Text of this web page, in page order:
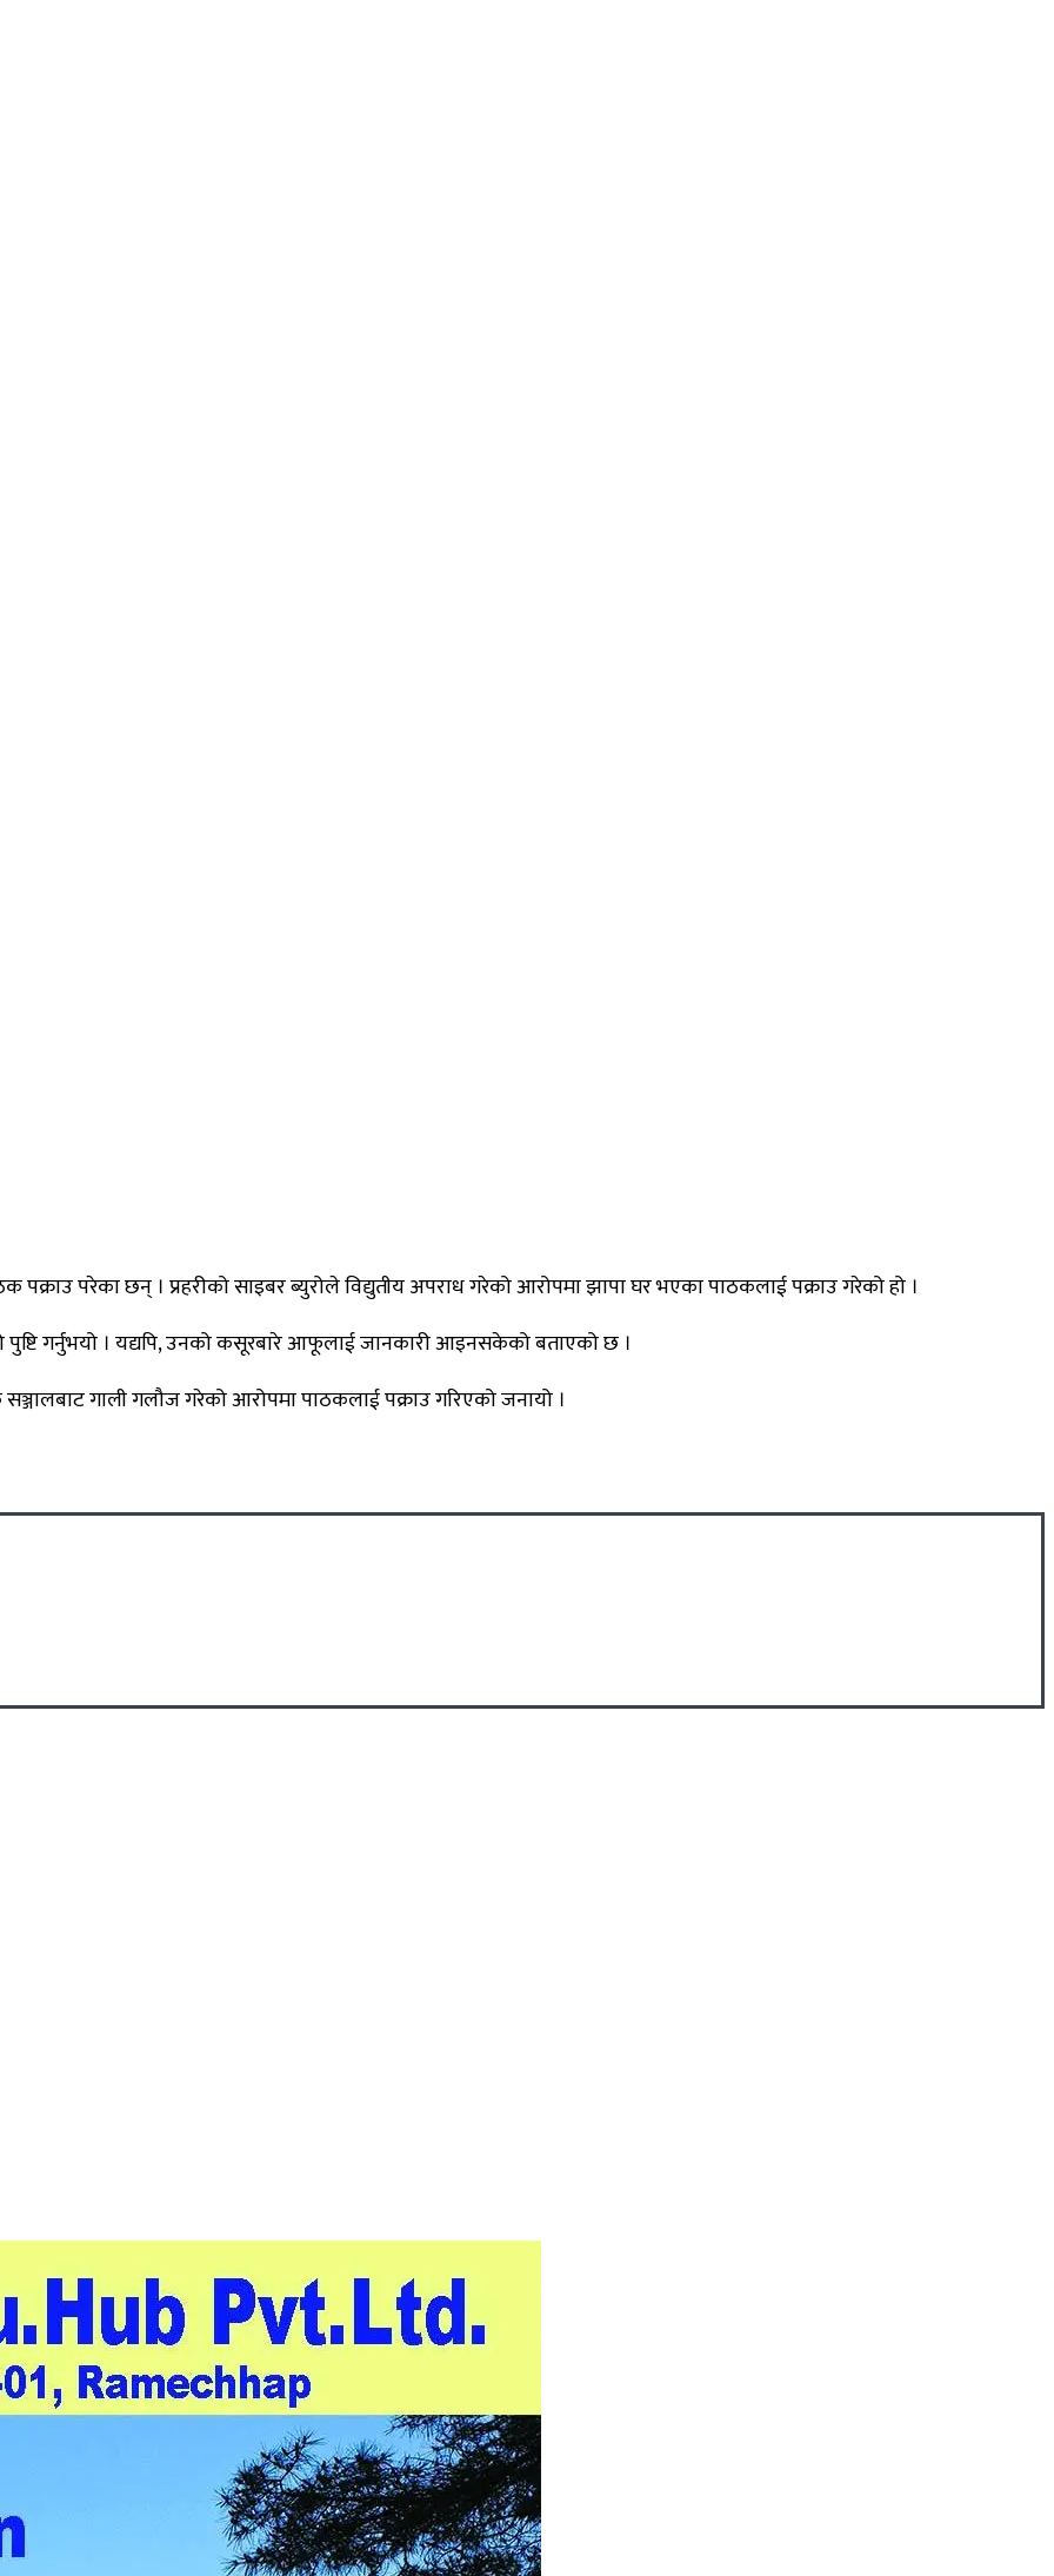
पक्राउ परेका छन् । प्रहरीको साइबर ब्युरोले विद्युतीय अपराध गरेको आरोपमा झापा घर भएका पाठकलाई पक्राउ गरेको हो ।
पुष्टि गर्नुभयो । यद्यपि, उनको कसूरबारे आफूलाई जानकारी आइनसकेको बताएको छ ।
गाली गलौज गरेको आरोपमा पाठकलाई पक्राउ गरिएको जनायो ।